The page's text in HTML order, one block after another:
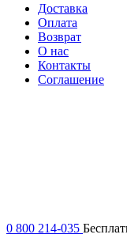
Доставка
Оплата
Возврат
О нас
Контакты
Соглашение
0 800 214-035